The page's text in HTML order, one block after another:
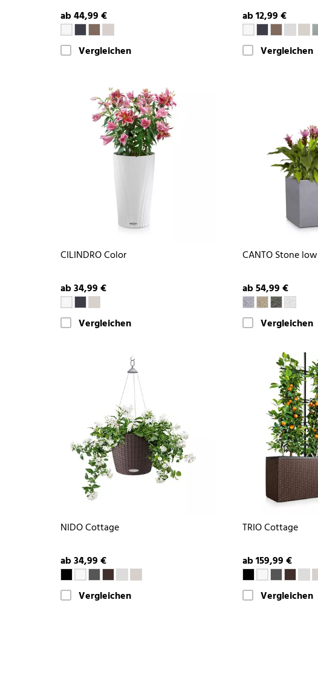
ab 44,99 €
Vergleichen
ab 12,99 €
Vergleichen
CILINDRO Color
ab 34,99 €
Vergleichen
CANTO Stone low
ab 54,99 €
Vergleichen
NIDO Cottage
ab 34,99 €
Vergleichen
TRIO Cottage
ab 159,99 €
Vergleichen